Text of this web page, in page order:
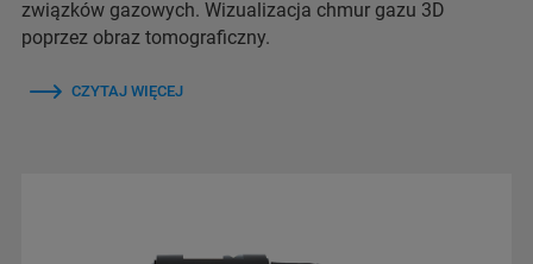
związków gazowych. Wizualizacja chmur gazu 3D
poprzez obraz tomograficzny.
CZYTAJ WIĘCEJ